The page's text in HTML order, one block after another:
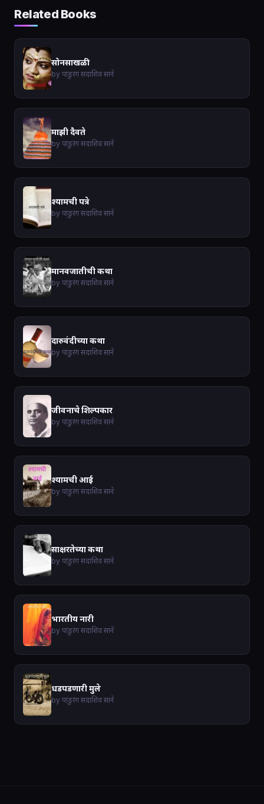
Related Books
सोनसाखळी
by पांडुरंग सदाशिव साने
माझी दैवते
by पांडुरंग सदाशिव साने
श्यामची पत्रे
by पांडुरंग सदाशिव साने
मानवजातीची कथा
by पांडुरंग सदाशिव साने
दारुवंदीच्या कथा
by पांडुरंग सदाशिव साने
जीवनाचे शिल्पकार
by पांडुरंग सदाशिव साने
श्यामची आई
by पांडुरंग सदाशिव साने
साक्षरतेच्या कथा
by पांडुरंग सदाशिव साने
भारतीय नारी
by पांडुरंग सदाशिव साने
धडपडणारी मुले
by पांडुरंग सदाशिव साने